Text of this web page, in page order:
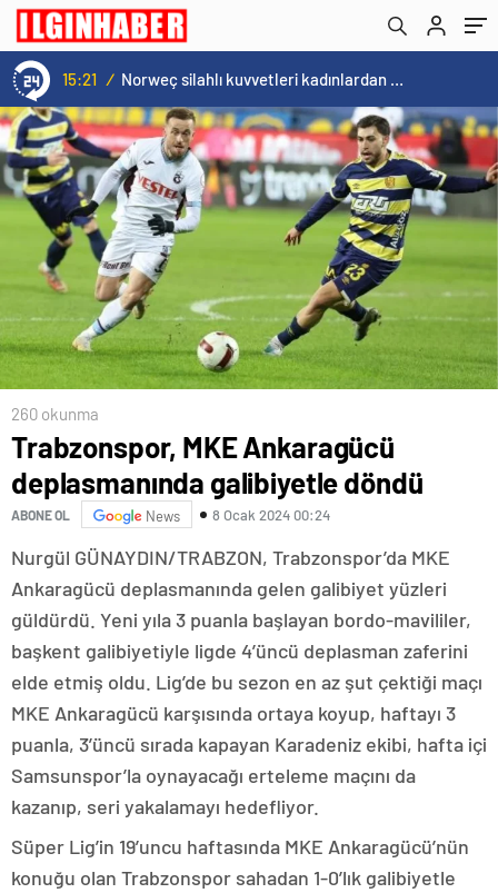
Norweç silahlı kuvvetleri kadınlardan oluşan özel kuvvetler eğitimlerini başlattı.
260 okunma
Trabzonspor, MKE Ankaragücü
deplasmanında galibiyetle döndü
ABONE OL News 8 Ocak 2024 00:24
Nurgül GÜNAYDIN/TRABZON, Trabzonspor’da MKE
Ankaragücü deplasmanında gelen galibiyet yüzleri
güldürdü. Yeni yıla 3 puanla başlayan bordo-mavililer,
başkent galibiyetiyle ligde 4’üncü deplasman zaferini
elde etmiş oldu. Lig’de bu sezon en az şut çektiği maçı
MKE Ankaragücü karşısında ortaya koyup, haftayı 3
puanla, 3’üncü sırada kapayan Karadeniz ekibi, hafta içi
Samsunspor’la oynayacağı erteleme maçını da
kazanıp, seri yakalamayı hedefliyor.
Süper Lig’in 19’uncu haftasında MKE Ankaragücü’nün
konuğu olan Trabzonspor sahadan 1-0’lık galibiyetle